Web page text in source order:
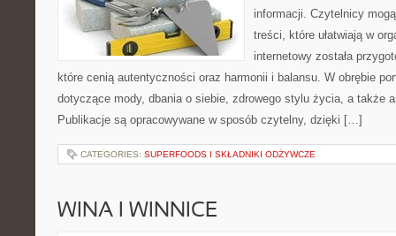
informacji. Czytelnicy
treści, które ułatwiają w
internetowy została
które cenią autentyczności oraz harmonii i balansu. W obrębie
dotyczące mody, dbania o siebie, zdrowego stylu życia, a także
Publikacje są opracowywane w sposób czytelny, dzięki […]
CATEGORIES: SUPERFOODS I SKŁADNIKI ODŻYWCZE
WINA I WINNICE